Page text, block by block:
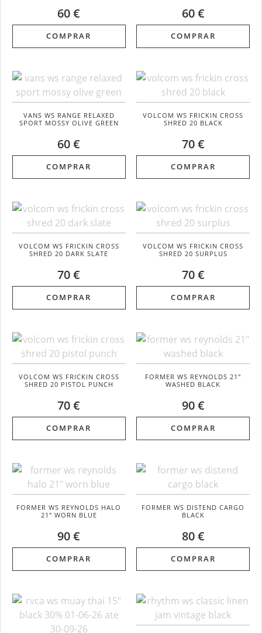
60 €
COMPRAR
60 €
COMPRAR
VANS WS RANGE RELAXED
SPORT MOSSY OLIVE GREEN
60 €
COMPRAR
VOLCOM WS FRICKIN CROSS
SHRED 20 BLACK
70 €
COMPRAR
VOLCOM WS FRICKIN CROSS
SHRED 20 DARK SLATE
70 €
COMPRAR
VOLCOM WS FRICKIN CROSS
SHRED 20 SURPLUS
70 €
COMPRAR
VOLCOM WS FRICKIN CROSS
SHRED 20 PISTOL PUNCH
70 €
COMPRAR
FORMER WS REYNOLDS 21"
WASHED BLACK
90 €
COMPRAR
FORMER WS REYNOLDS HALO
21" WORN BLUE
90 €
COMPRAR
FORMER WS DISTEND CARGO
BLACK
80 €
COMPRAR